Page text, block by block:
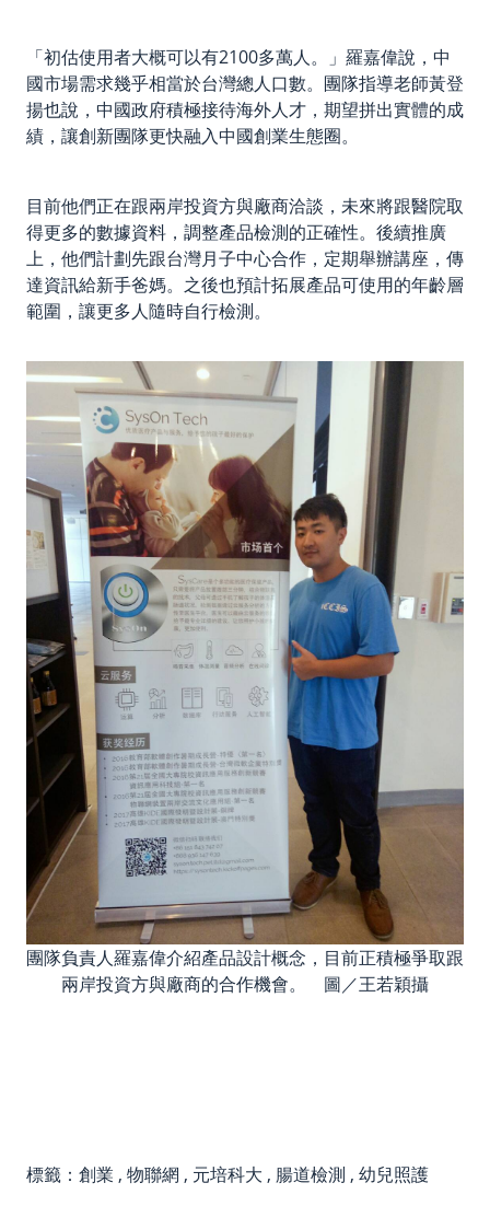
「初估使用者大概可以有2100多萬人。」羅嘉偉說，中
國市場需求幾乎相當於台灣總人口數。團隊指導老師黃登
揚也說，中國政府積極接待海外人才，期望拼出實體的成
績，讓創新團隊更快融入中國創業生態圈。
目前他們正在跟兩岸投資方與廠商洽談，未來將跟醫院取
得更多的數據資料，調整產品檢測的正確性。後續推廣
上，他們計劃先跟台灣月子中心合作，定期舉辦講座，傳
達資訊給新手爸媽。之後也預計拓展產品可使用的年齡層
範圍，讓更多人隨時自行檢測。
團隊負責人羅嘉偉介紹產品設計概念，目前正積極爭取跟
兩岸投資方與廠商的合作機會。 圖／王若穎攝
標籤： 創業 , 物聯網 , 元培科大 , 腸道檢測 , 幼兒照護